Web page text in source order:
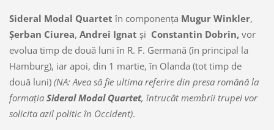
Sideral Modal Quartetîn componenţa Mugur Winkler,
Şerban Ciurea, Andrei Ignat şi Constantin Dobrin,vor
evolua timp de două luni în R. F. Germană (în principal la
Hamburg), iar apoi, din 1 martie, în Olanda (tot timp de
două luni) (NA: Avea să fie ultima referire din presa română la
formaţia Sideral Modal Quartet, întrucât membrii trupei vor
solicita azil politic în Occident).